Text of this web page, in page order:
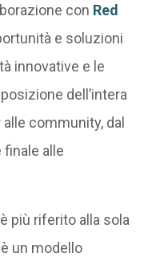
con Red
e soluzioni
innovative e le
dell’intera
community, dal
finale alle
più riferito alla sola
un modello